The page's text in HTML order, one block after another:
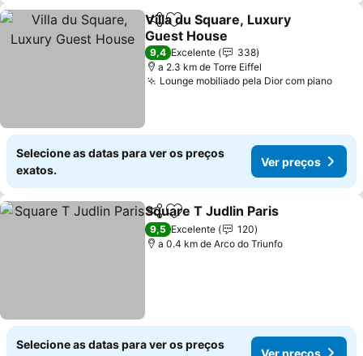
PartilharAdicionar aos favoritos
Villa du Square, Luxury
Guest House
Ver preços
9,4 Excelente
338
a 2.3 km de Torre Eiffel
Lounge mobiliado pela Dior com pianoVer
Selecione as datas para ver os preços
exatos.
Ver preços
PartilharAdicionar aos favoritos
Square T Judlin Paris
9,5 Excelente
120
a 0.4 km de Arco do Triunfo
Selecione as datas para ver os preços
Ver preços